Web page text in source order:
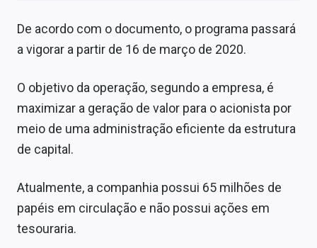
Sobre
Contato
De acordo com o documento, o programa passará
a vigorar a partir de 16 de março de 2020.
O objetivo da operação, segundo a empresa, é
maximizar a geração de valor para o acionista por
meio de uma administração eficiente da estrutura
de capital.
Atualmente, a companhia possui 65 milhões de
papéis em circulação e não possui ações em
tesouraria.